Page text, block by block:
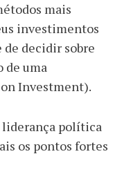
mais
investimentos
de decidir sobre
de uma
Investment).
liderança política
os pontos fortes